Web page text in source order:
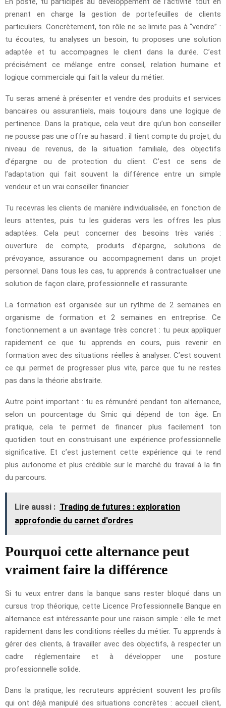
prenant en charge la gestion de portefeuilles de clients
particuliers. Concrètement, ton rôle ne se limite pas à “vendre” :
tu écoutes, tu analyses un besoin, tu proposes une solution
adaptée et tu accompagnes le client dans la durée. C’est
précisément ce mélange entre conseil, relation humaine et
logique commerciale qui fait la valeur du métier.
Tu seras amené à présenter et vendre des produits et services
bancaires ou assurantiels, mais toujours dans une logique de
pertinence. Dans la pratique, cela veut dire qu’un bon conseiller
ne pousse pas une offre au hasard : il tient compte du projet, du
niveau de revenus, de la situation familiale, des objectifs
d’épargne ou de protection du client. C’est ce sens de
l’adaptation qui fait souvent la différence entre un simple
vendeur et un vrai conseiller financier.
Tu recevras les clients de manière individualisée, en fonction de
leurs attentes, puis tu les guideras vers les offres les plus
adaptées. Cela peut concerner des besoins très variés :
ouverture de compte, produits d’épargne, solutions de
prévoyance, assurance ou accompagnement dans un projet
personnel. Dans tous les cas, tu apprends à contractualiser une
solution de façon claire, professionnelle et rassurante.
La formation est organisée sur un rythme de 2 semaines en
organisme de formation et 2 semaines en entreprise. Ce
fonctionnement a un avantage très concret : tu peux appliquer
rapidement ce que tu apprends en cours, puis revenir en
formation avec des situations réelles à analyser. C’est souvent
ce qui permet de progresser plus vite, parce que tu ne restes
pas dans la théorie abstraite.
Autre point important : tu es rémunéré pendant ton alternance,
selon un pourcentage du Smic qui dépend de ton âge. En
pratique, cela te permet de financer plus facilement ton
quotidien tout en construisant une expérience professionnelle
significative. Et c’est justement cette expérience qui te rend
plus autonome et plus crédible sur le marché du travail à la fin
du parcours.
Lire aussi : Trading de futures : exploration
approfondie du carnet d'ordres
Pourquoi cette alternance peut
vraiment faire la différence
Si tu veux entrer dans la banque sans rester bloqué dans un
cursus trop théorique, cette Licence Professionnelle Banque en
alternance est intéressante pour une raison simple : elle te met
rapidement dans les conditions réelles du métier. Tu apprends à
gérer des clients, à travailler avec des objectifs, à respecter un
cadre réglementaire et à développer une posture
professionnelle solide.
Dans la pratique, les recruteurs apprécient souvent les profils
qui ont déjà manipulé des situations concrètes : accueil client,